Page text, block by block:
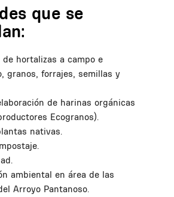
que se
de hortalizas a campo e
granos, forrajes, semillas y
de harinas orgánicas
Ecogranos).
nativas.
ambiental en área de las
Arroyo Pantanoso.